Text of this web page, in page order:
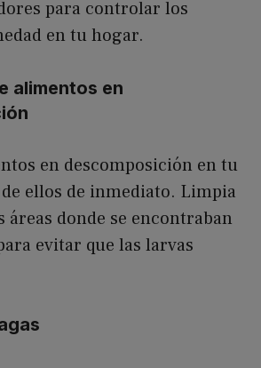
para controlar los
en tu hogar.
alimentos en
en descomposición en tu
de ellos de inmediato. Limpia
áreas donde se encontraban
evitar que las larvas